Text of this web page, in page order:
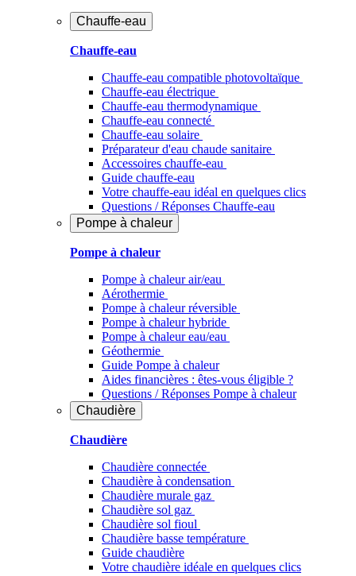
Chauffe-eau
Chauffe-eau
Chauffe-eau compatible photovoltaïque
Chauffe-eau électrique
Chauffe-eau thermodynamique
Chauffe-eau connecté
Chauffe-eau solaire
Préparateur d'eau chaude sanitaire
Accessoires chauffe-eau
Guide chauffe-eau
Votre chauffe-eau idéal en quelques clics
Questions / Réponses Chauffe-eau
Pompe à chaleur
Pompe à chaleur
Pompe à chaleur air/eau
Aérothermie
Pompe à chaleur réversible
Pompe à chaleur hybride
Pompe à chaleur​ eau/eau
Géothermie
Guide Pompe à chaleur
Aides financières : êtes-vous éligible ?
Questions / Réponses Pompe à chaleur
Chaudière
Chaudière
Chaudière connectée
Chaudière à condensation
Chaudière murale gaz
Chaudière sol gaz
Chaudière sol fioul
Chaudière basse température
Guide chaudière
Votre chaudière idéale en quelques clics